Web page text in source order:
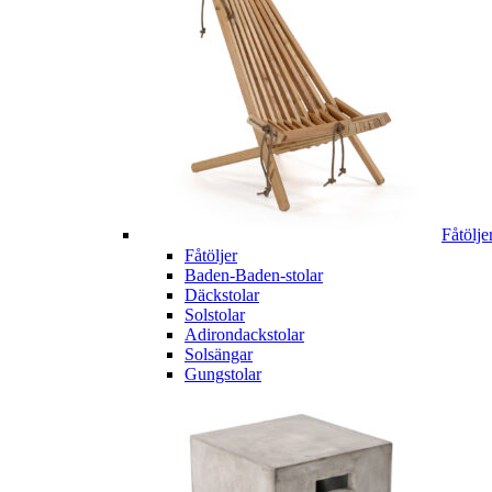
Fåtöljer
Baden-Baden-stolar
Däckstolar
Solstolar
Adirondackstolar
Solsängar
Gungstolar